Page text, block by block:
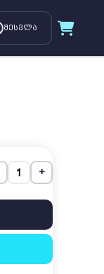
შესვლა
+